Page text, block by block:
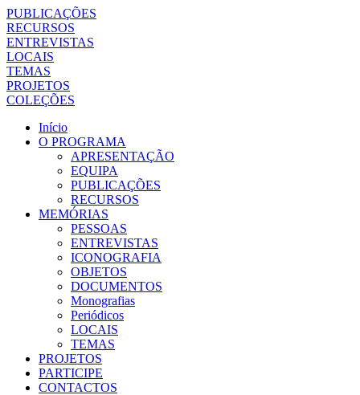
PUBLICAÇÕES
RECURSOS
ENTREVISTAS
LOCAIS
TEMAS
PROJETOS
COLEÇÕES
Início
O PROGRAMA
APRESENTAÇÃO
EQUIPA
PUBLICAÇÕES
RECURSOS
MEMÓRIAS
PESSOAS
ENTREVISTAS
ICONOGRAFIA
OBJETOS
DOCUMENTOS
Monografias
Periódicos
LOCAIS
TEMAS
PROJETOS
PARTICIPE
CONTACTOS